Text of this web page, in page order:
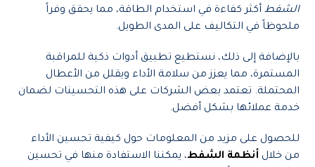
الشفط أكثر كفاءة في استخدام الطاقة، مما يحقق وفراً
ملحوظاً في التكاليف على المدى الطويل.
بالإضافة إلى ذلك، نستطيع تطبيق أدوات ذكية للمراقبة
المستمرة، مما يعزز من سلامة الأداء ويقلل من الأعطال
المحتملة. تعتمد بعض الشركات على هذه التحسينات لضمان
خدمة عملائها بشكل أفضل.
للحصول على مزيد من المعلومات حول كيفية تحسين الأداء
من خلال أنظمة الشفط، يمكننا الاستفادة منها في تحسين